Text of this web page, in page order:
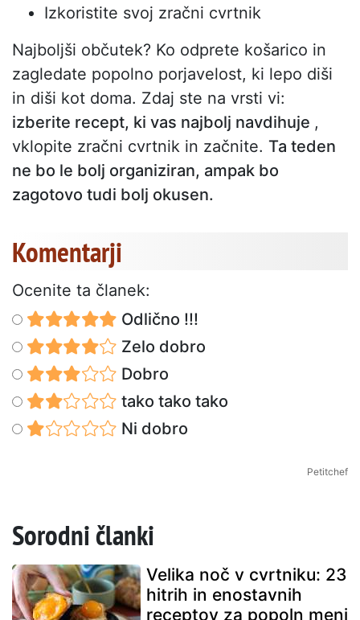
Izkoristite svoj zračni cvrtnik
Najboljši občutek? Ko odprete košarico in
zagledate popolno porjavelost, ki lepo diši
in diši kot doma. Zdaj ste na vrsti vi:
izberite recept, ki vas najbolj navdihuje ,
vklopite zračni cvrtnik in začnite. Ta teden
ne bo le bolj organiziran, ampak bo
zagotovo tudi bolj okusen.
Komentarji
Ocenite ta članek:
Odlično !!!
Zelo dobro
Dobro
tako tako tako
Ni dobro
Petitchef
Sorodni članki
Velika noč v cvrtniku: 23
hitrih in enostavnih
receptov za popoln meni